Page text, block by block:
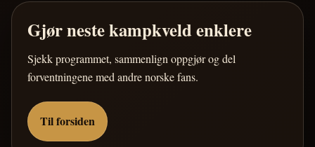
Gjør neste kampkveld enklere
Sjekk programmet, sammenlign oppgjør og del
forventningene med andre norske fans.
Til forsiden